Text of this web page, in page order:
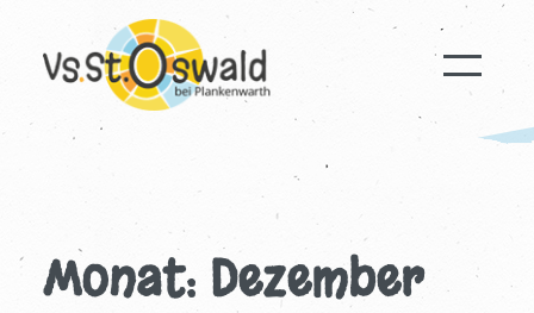
Inhalt
springen
Monat: Dezember